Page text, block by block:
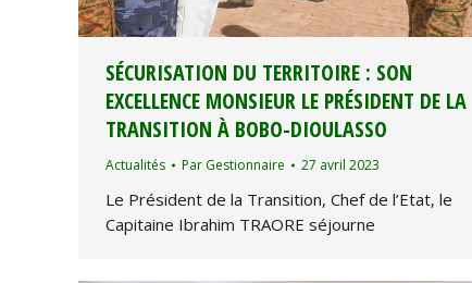
SÉCURISATION DU TERRITOIRE : SON
EXCELLENCE MONSIEUR LE PRÉSIDENT DE LA
TRANSITION À BOBO-DIOULASSO
Actualités Par Gestionnaire 27 avril 2023
Le Président de la Transition, Chef de l’Etat, le
Capitaine Ibrahim TRAORE séjourne